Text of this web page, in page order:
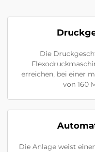
Die
erreichen, bei einer
von 160
Die Anlage weist